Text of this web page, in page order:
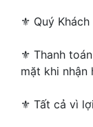
⚜ Quý
⚜ Thanh
mặt khi nhận
⚜ Tất cả vì